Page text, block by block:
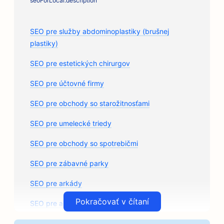
SEO pre služby abdominoplastiky (brušnej
plastiky)
SEO pre estetických chirurgov
SEO pre účtovné firmy
SEO pre obchody so starožitnosťami
SEO pre umelecké triedy
SEO pre obchody so spotrebičmi
SEO pre zábavné parky
SEO pre arkády
SEO pre architektonické firmy
Pokračovať v čítaní